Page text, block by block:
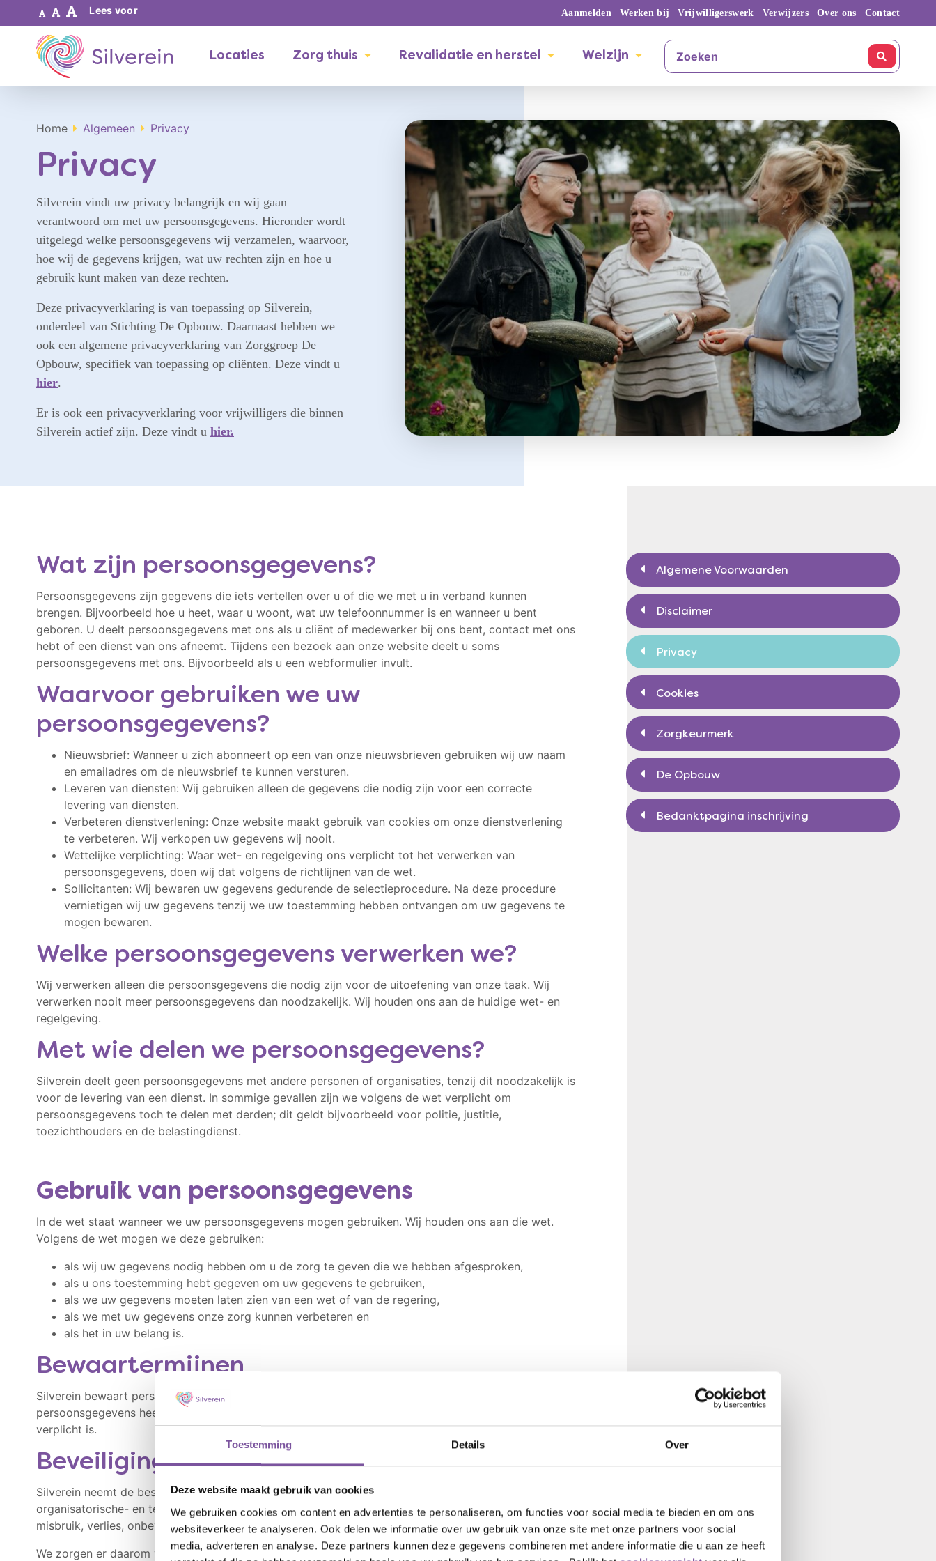
Toestemming Details Over
Deze website maakt gebruik van cookies
We gebruiken cookies om content en advertenties te personaliseren, om functies voor social media te bieden en om ons
websiteverkeer te analyseren. Ook delen we informatie over uw gebruik van onze site met onze partners voor social
media, adverteren en analyse. Deze partners kunnen deze gegevens combineren met andere informatie die u aan ze heeft
Lees voor Aanmelden Werken bij Vrijwilligerswerk Verwijzers Over ons Contact
Locaties Zorg thuis Revalidatie en herstel Welzijn
Home Algemeen Privacy
Privacy
Silverein vindt uw privacy belangrijk en wij gaan
verantwoord om met uw persoonsgegevens. Hieronder wordt
uitgelegd welke persoonsgegevens wij verzamelen, waarvoor,
hoe wij de gegevens krijgen, wat uw rechten zijn en hoe u
gebruik kunt maken van deze rechten.
Deze privacyverklaring is van toepassing op Silverein,
onderdeel van Stichting De Opbouw. Daarnaast hebben we
ook een algemene privacyverklaring van Zorggroep De
Opbouw, specifiek van toepassing op cliënten. Deze vindt u
hier.
Er is ook een privacyverklaring voor vrijwilligers die binnen
Silverein actief zijn. Deze vindt u hier.
Wat zijn persoonsgegevens?
Persoonsgegevens zijn gegevens die iets vertellen over u of die we met u in verband kunnen
brengen. Bijvoorbeeld hoe u heet, waar u woont, wat uw telefoonnummer is en wanneer u bent
geboren. U deelt persoonsgegevens met ons als u cliënt of medewerker bij ons bent, contact met ons
hebt of een dienst van ons afneemt. Tijdens een bezoek aan onze website deelt u soms
persoonsgegevens met ons. Bijvoorbeeld als u een webformulier invult.
Waarvoor gebruiken we uw
persoonsgegevens?
Nieuwsbrief: Wanneer u zich abonneert op een van onze nieuwsbrieven gebruiken wij uw naam
en emailadres om de nieuwsbrief te kunnen versturen.
Leveren van diensten: Wij gebruiken alleen de gegevens die nodig zijn voor een correcte
levering van diensten.
Verbeteren dienstverlening: Onze website maakt gebruik van cookies om onze dienstverlening
te verbeteren. Wij verkopen uw gegevens wij nooit.
Wettelijke verplichting: Waar wet- en regelgeving ons verplicht tot het verwerken van
persoonsgegevens, doen wij dat volgens de richtlijnen van de wet.
Sollicitanten: Wij bewaren uw gegevens gedurende de selectieprocedure. Na deze procedure
vernietigen wij uw gegevens tenzij we uw toestemming hebben ontvangen om uw gegevens te
mogen bewaren.
Welke persoonsgegevens verwerken we?
Wij verwerken alleen die persoonsgegevens die nodig zijn voor de uitoefening van onze taak. Wij
verwerken nooit meer persoonsgegevens dan noodzakelijk. Wij houden ons aan de huidige wet- en
regelgeving.
Met wie delen we persoonsgegevens?
Silverein deelt geen persoonsgegevens met andere personen of organisaties, tenzij dit noodzakelijk is
voor de levering van een dienst. In sommige gevallen zijn we volgens de wet verplicht om
persoonsgegevens toch te delen met derden; dit geldt bijvoorbeeld voor politie, justitie,
toezichthouders en de belastingdienst.
Gebruik van persoonsgegevens
In de wet staat wanneer we uw persoonsgegevens mogen gebruiken. Wij houden ons aan die wet.
Volgens de wet mogen we deze gebruiken:
als wij uw gegevens nodig hebben om u de zorg te geven die we hebben afgesproken,
als u ons toestemming hebt gegeven om uw gegevens te gebruiken,
als we uw gegevens moeten laten zien van een wet of van de regering,
als we met uw gegevens onze zorg kunnen verbeteren en
als het in uw belang is.
Bewaartermijnen
Silverein bewaart persoonsgegevens niet langer dan noodzakelijk is voor het doel waarvoor u deze
persoonsgegevens heeft gegeven. Silverein kan uw gegevens langer bewaren als dit wettelijk
verplicht is.
Beveiliging
Silverein neemt de bescherming van uw persoonsgegevens serieus en neemt daarom passende
organisatorische- en technische maatregelen om uw persoonsgegevens te beschermen tegen
misbruik, verlies, onbevoegde toegang, ongewenste openbaarmaking en ongeoorloofde wijziging.
We zorgen er daarom voor dat alleen medewerkers waarvoor het noodzakelijk is dat ze bij uw
Algemene Voorwaarden
Disclaimer
Privacy
Cookies
Zorgkeurmerk
De Opbouw
Bedanktpagina inschrijving